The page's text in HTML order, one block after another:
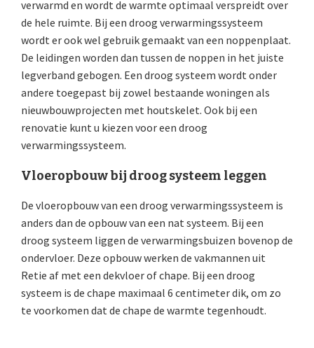
verwarmd en wordt de warmte optimaal verspreidt over
de hele ruimte. Bij een droog verwarmingssysteem
wordt er ook wel gebruik gemaakt van een noppenplaat.
De leidingen worden dan tussen de noppen in het juiste
legverband gebogen. Een droog systeem wordt onder
andere toegepast bij zowel bestaande woningen als
nieuwbouwprojecten met houtskelet. Ook bij een
renovatie kunt u kiezen voor een droog
verwarmingssysteem.
Vloeropbouw bij droog systeem leggen
De vloeropbouw van een droog verwarmingssysteem is
anders dan de opbouw van een nat systeem. Bij een
droog systeem liggen de verwarmingsbuizen bovenop de
ondervloer. Deze opbouw werken de vakmannen uit
Retie af met een dekvloer of chape. Bij een droog
systeem is de chape maximaal 6 centimeter dik, om zo
te voorkomen dat de chape de warmte tegenhoudt.